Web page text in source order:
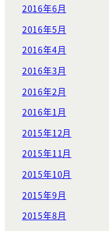
2016年6月
2016年5月
2016年4月
2016年3月
2016年2月
2016年1月
2015年12月
2015年11月
2015年10月
2015年9月
2015年8月